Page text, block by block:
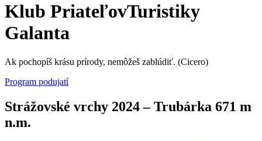
Klub PriateľovTuristiky
Galanta
Ak pochopíš krásu prírody, nemôžeš zablúdiť. (Cicero)
Program podujatí
Strážovské vrchy 2024 – Trubárka 671 m
n.m.